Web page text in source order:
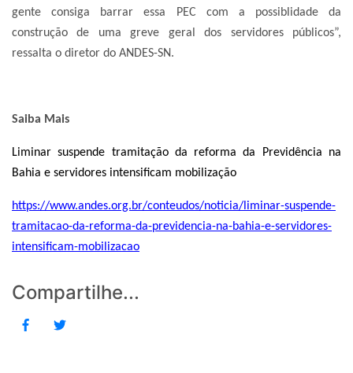
gente consiga barrar essa PEC com a possiblidade da
construção de uma greve geral dos servidores públicos”,
ressalta o diretor do ANDES-SN.
Saiba Mais
Liminar suspende tramitação da reforma da Previdência na
Bahia e servidores intensificam mobilização
https://www.andes.org.br/conteudos/noticia/liminar-suspende-
tramitacao-da-reforma-da-previdencia-na-bahia-e-servidores-
intensificam-mobilizacao
Compartilhe...